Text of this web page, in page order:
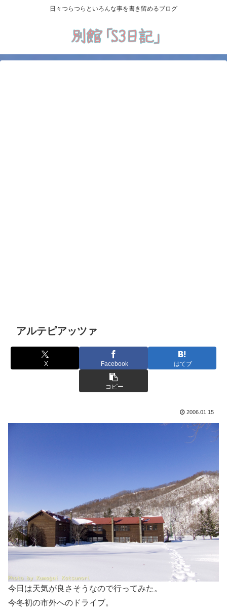
日々つらつらといろんな事を書き留めるブログ
アルテピアッツァ
X Facebook はてブ
コピー
2006.01.15
今日は天気が良さそうなので行ってみた。
今冬初の市外へのドライブ。